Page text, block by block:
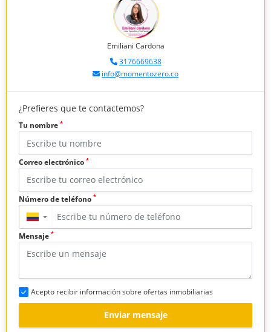
Emiliani Cardona
3176669638
info@momentozero.co
¿Prefieres que te contactemos?
Tu nombre *
Correo electrónico *
Número de teléfono *
▼
Mensaje *
Acepto recibir información sobre ofertas inmobiliarias
Enviar mensaje